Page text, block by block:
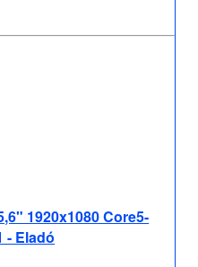
1920x1080 Core5-
- Eladó